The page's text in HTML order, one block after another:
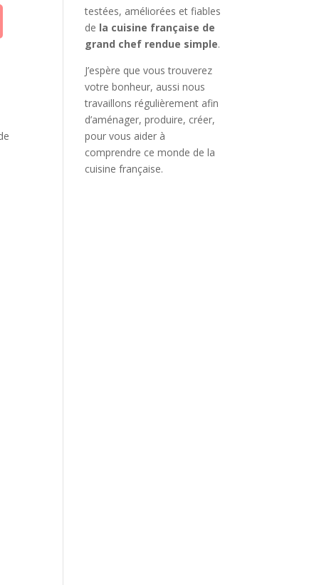
testées, améliorées et fiables
de la cuisine française de
grand chef rendue simple.
J’espère que vous trouverez
votre bonheur, aussi nous
travaillons régulièrement afin
d’aménager, produire, créer,
pour vous aider à
comprendre ce monde de la
cuisine française.